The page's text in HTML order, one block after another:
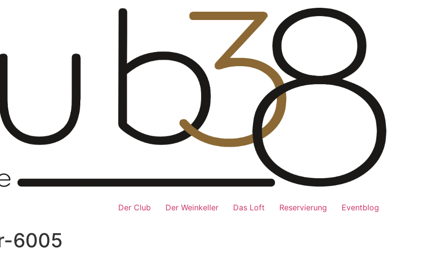
Der Club Der Weinkeller Das Loft Reservierung Eventblog
6005